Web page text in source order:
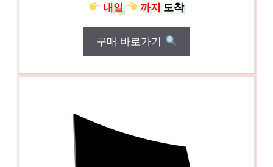
내일
까지도착
구매 바로가기